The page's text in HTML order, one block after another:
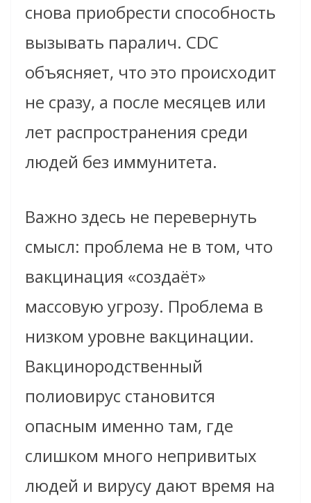
снова приобрести способность
вызывать паралич. CDC
объясняет, что это происходит
не сразу, а после месяцев или
лет распространения среди
людей без иммунитета.
Важно здесь не перевернуть
смысл: проблема не в том, что
вакцинация «создаёт»
массовую угрозу. Проблема в
низком уровне вакцинации.
Вакцинородственный
полиовирус становится
опасным именно там, где
слишком много непривитых
людей и вирусу дают время на